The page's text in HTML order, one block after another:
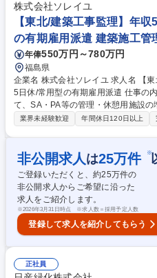
たしません。 募集職種 【北関東/土木工事監理】年収550万以上/125日休/
常用型の有期雇用派遣
株式会社ソレイユ
【東北/建築工事監理】年
の有期雇用派遣 建築施工管
年俸550万円～780万円
福島県
企業名 株式会社ソレイユ 求人名 【東北/建築工事監理】年収550万以上/12
5日休/常用型の有期雇用派遣 仕事の内容 高速道路事業者の支援業務とし
て、SA・PA等の管理・休憩用施設
業務をお任せします。発注者の補助
程管理・安全管理 ■施工業者との調
的アドバイス ■NEXCOグループ会社
変更範囲】当社の指定する業務 募集職種 【東北/建築工事監理】年収550
万以上/125日休/常用型の有期雇用派遣
業界未経験歓迎 年間休日120日以上
非公開求人 は25万件 ※
ご登録いただくと、約25万件の
非公開求人からご希望に沿った
求人をご紹介します。
※2026年3月31日時点 ※求人数＝採用予定人数
登録して求人を紹介してもらう
正社員